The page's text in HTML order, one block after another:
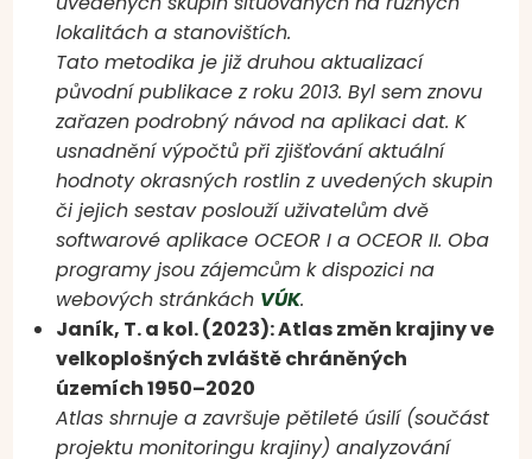
lokalitách a stanovištích.
Tato metodika je již druhou aktualizací
původní publikace z roku 2013. Byl sem znovu
zařazen podrobný návod na aplikaci dat. K
usnadnění výpočtů při zjišťování aktuální
hodnoty okrasných rostlin z uvedených skupin
či jejich sestav poslouží uživatelům dvě
softwarové aplikace OCEOR I a OCEOR II. Oba
programy jsou zájemcům k dispozici na
webových stránkách VÚK.
Janík, T. a kol. (2023): Atlas změn krajiny ve
velkoplošných zvláště chráněných
územích 1950–2020
Atlas shrnuje a završuje pětileté úsilí (součást
projektu monitoringu krajiny) analyzování